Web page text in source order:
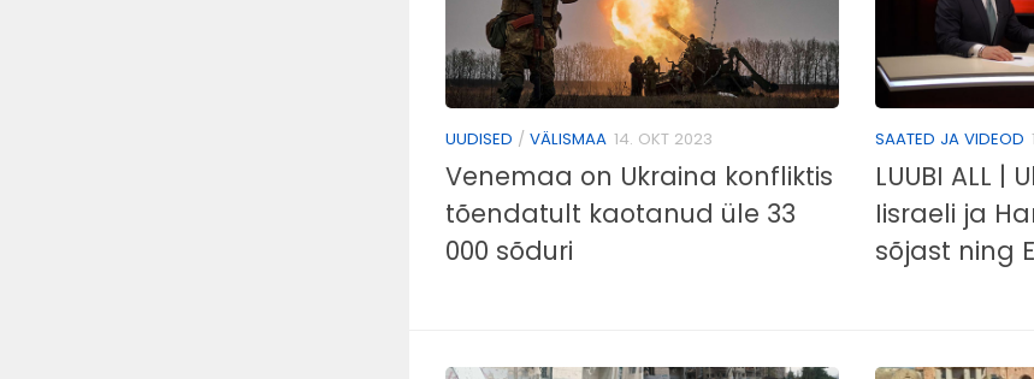
UUDISED / VÄLISMAA 14. OKT 2023
Venemaa on Ukraina konfliktis
tõendatult kaotanud üle 33
000 sõduri
SAATED JA VIDEOD
LUUBI ALL |
Iisraeli ja
sõjast ning